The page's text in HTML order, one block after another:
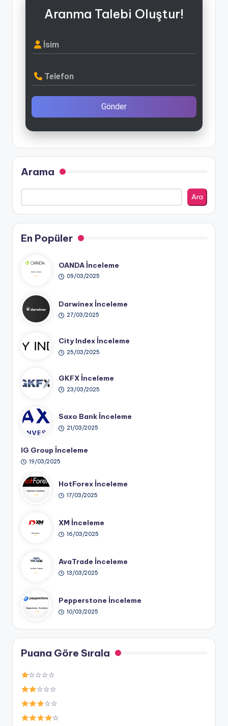
Aranma Talebi Oluştur!
İsim
Telefon
Gönder
Arama
Ara
En Popüler
OANDA İnceleme
09/03/2025
Darwinex İnceleme
27/03/2025
City Index İnceleme
25/03/2025
GKFX İnceleme
23/03/2025
Saxo Bank İnceleme
21/03/2025
IG Group İnceleme
19/03/2025
HotForex İnceleme
17/03/2025
XM İnceleme
16/03/2025
AvaTrade İnceleme
13/03/2025
Pepperstone İnceleme
10/03/2025
Puana Göre Sırala
☆☆☆☆
☆☆☆
☆☆
☆